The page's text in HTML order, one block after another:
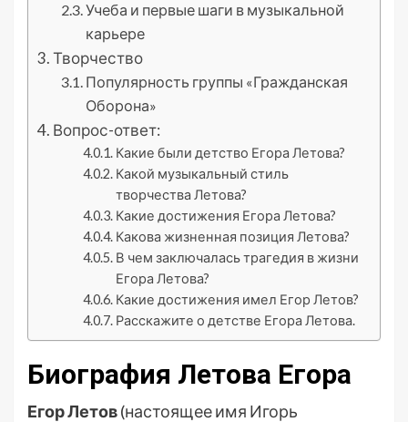
Учеба и первые шаги в музыкальной
карьере
Творчество
Популярность группы «Гражданская
Оборона»
Вопрос-ответ:
Какие были детство Егора Летова?
Какой музыкальный стиль
творчества Летова?
Какие достижения Егора Летова?
Какова жизненная позиция Летова?
В чем заключалась трагедия в жизни
Егора Летова?
Какие достижения имел Егор Летов?
Расскажите о детстве Егора Летова.
Биография Летова Егора
Егор Летов(настоящее имя Игорь